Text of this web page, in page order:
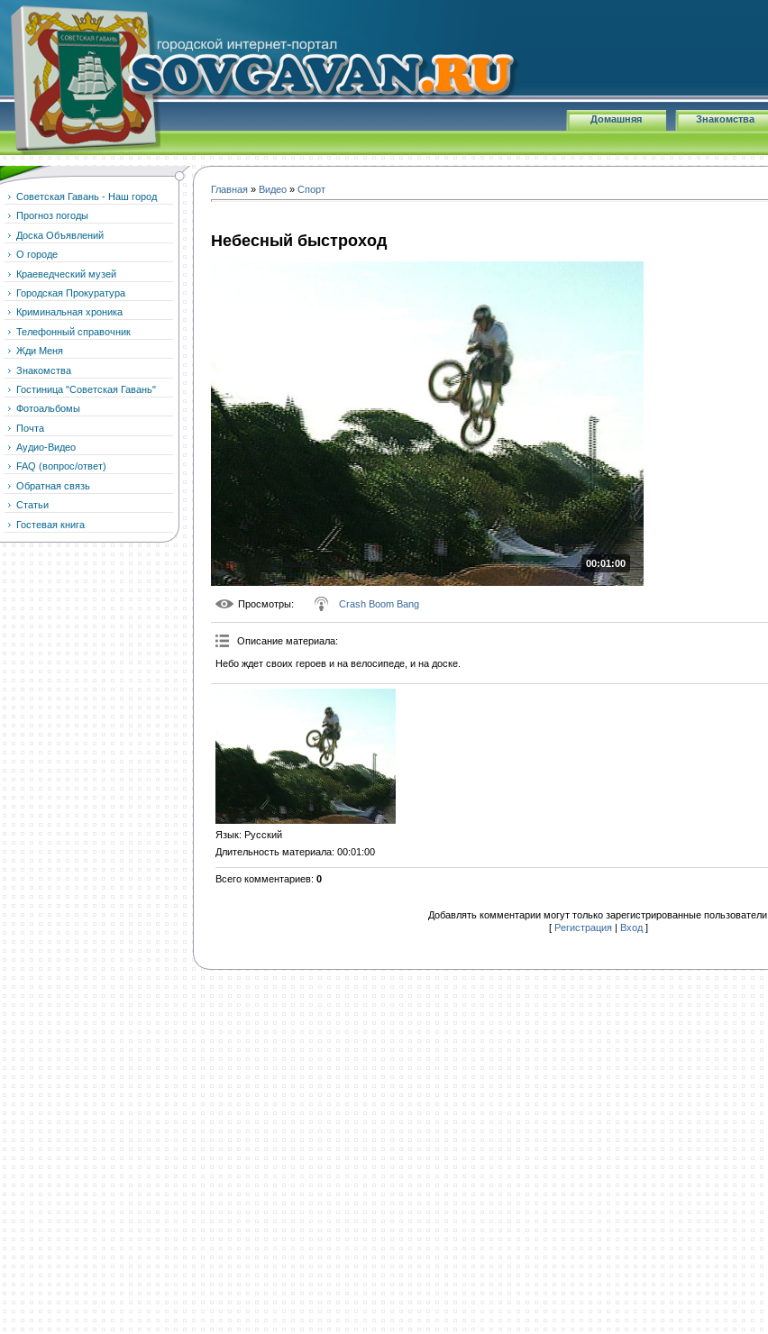
Знакомства
Домашняя
Советская Гавань - Наш город
Прогноз погоды
Доска Объявлений
О городе
Краеведческий музей
Городская Прокуратура
Криминальная хроника
Телефонный справочник
Жди Меня
Знакомства
Гостиница "Советская Гавань"
Фотоальбомы
Почта
Аудио-Видео
FAQ (вопрос/ответ)
Обратная связь
Статьи
Гостевая книга
Главная » Видео » Спорт
Небесный быстроход
00:01:00
Просмотры: Crash Boom Bang
Описание материала:
Небо ждет своих героев и на велосипеде, и на доске.
Язык: Русский
Длительность материала: 00:01:00
Всего комментариев: 0
Добавлять комментарии могут только зарегистрированные пользователи.
[ Регистрация | Вход ]